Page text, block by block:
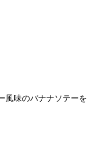
味のバナナソテー